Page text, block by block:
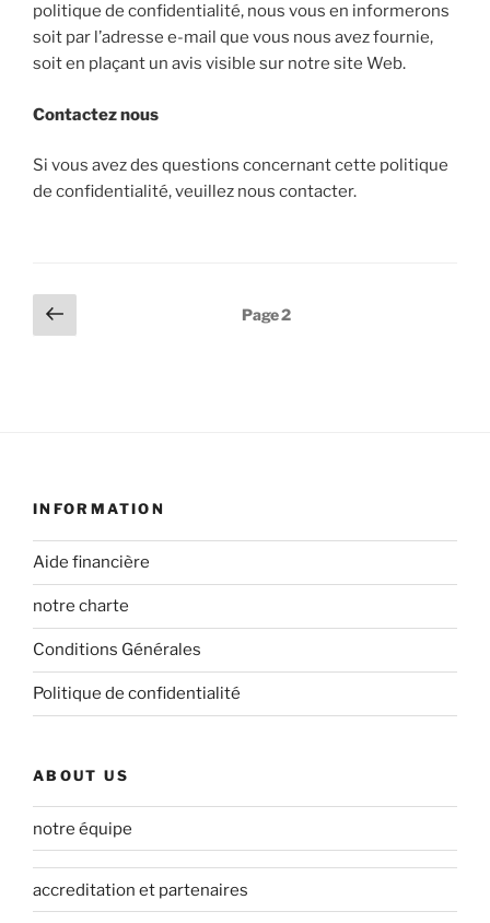
politique de confidentialité, nous vous en informerons
soit par l’adresse e-mail que vous nous avez fournie,
soit en plaçant un avis visible sur notre site Web.
Contactez nous
Si vous avez des questions concernant cette politique
de confidentialité, veuillez nous contacter.
Pagination
des
Page
précédente
Page2
INFORMATION
Aide financière
notre charte
Conditions Générales
Politique de confidentialité
ABOUT US
notre équipe
accreditation et partenaires